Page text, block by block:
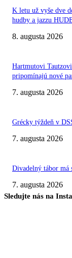
K letu už vyše dve
hudby a jazzu
8. augusta 2026
Hartmutovi
pripomínajú nové
7. augusta 2026
Grécky týždeň v
7. augusta 2026
Divadelný tábor má
7. augusta 2026
Sledujte nás na